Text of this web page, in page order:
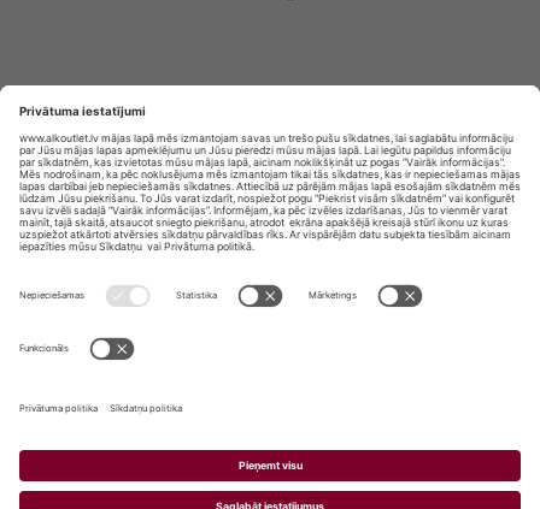
Privātuma Iestatījumi
E-veikala lietošanas noteikumi
ALKOHOLA PĀRDOŠANA, IEGĀDĀŠANĀS UN
NODOŠANA NEPILNGADĪGĀM PERSONĀM IR
AIZLIEGTA.